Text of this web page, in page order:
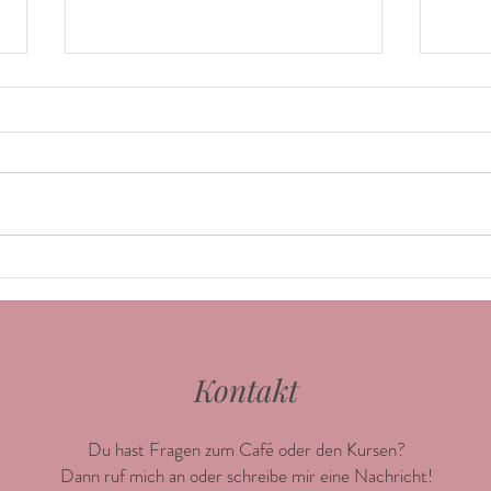
Die frühen
lecken Saugen oder Lecken an der
Kontakt
Du hast Fragen zum Café oder den Kursen?
Dann ruf mich an oder schreibe mir eine Nachricht!